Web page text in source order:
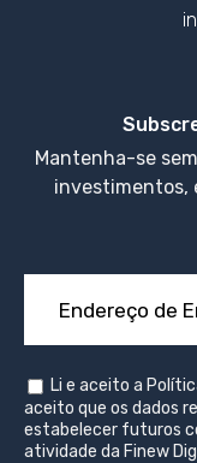
Mantenha-se
investimentos,
Li e aceito a
aceito que os dados
estabelecer futuros
atividade da Finew